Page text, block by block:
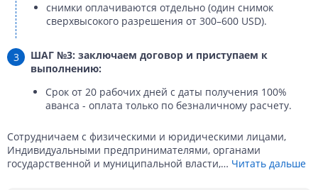
снимки оплачиваются отдельно (один снимок
сверхвысокого разрешения от 300–600 USD).
ШАГ №3: заключаем договор и приступаем к
выполнению:
Срок от 20 рабочих дней с даты получения 100%
аванса - оплата только по безналичному расчету.
Сотрудничаем с физическими и юридическими лицами,
Индивидуальными предпринимателями, органами
государственной и муниципальной власти,… Читать дальше